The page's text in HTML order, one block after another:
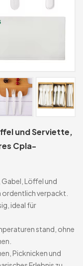
und Serviette,
Cpla-
Löffel und
ordentlich verpackt.
ideal für
stand, ohne
Picknicken und